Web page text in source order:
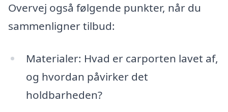
Overvej også følgende punkter, når du
sammenligner tilbud:
Materialer: Hvad er carporten lavet af,
og hvordan påvirker det
holdbarheden?